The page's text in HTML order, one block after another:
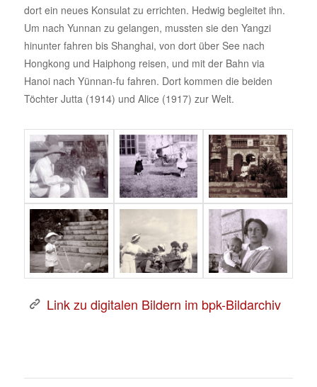
dort ein neues Konsulat zu errichten. Hedwig begleitet ihn.
Um nach Yunnan zu gelangen, mussten sie den Yangzi
hinunter fahren bis Shanghai, von dort über See nach
Hongkong und Haiphong reisen, und mit der Bahn via
Hanoi nach Yünnan-fu fahren. Dort kommen die beiden
Töchter Jutta (1914) und Alice (1917) zur Welt.
Link zu digitalen Bildern im bpk-Bildarchiv